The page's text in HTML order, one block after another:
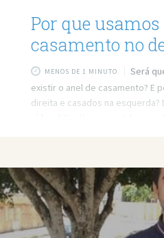
Por que
casamento no
MENOS DE 1 MINUTO
Será
existir o anel de casamento? E
direita e casados na esquerda?